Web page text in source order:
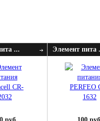
... Элемент пита